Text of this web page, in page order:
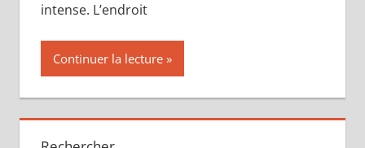
intense. L’endroit
Continuer la lecture